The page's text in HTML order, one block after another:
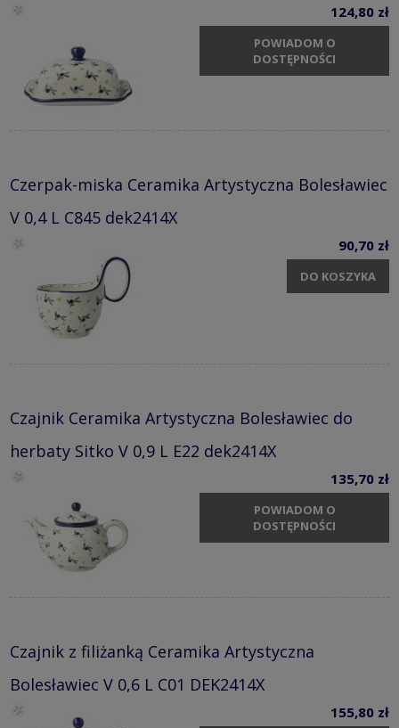
124,80 zł
POWIADOM O
DOSTĘPNOŚCI
Czerpak-miska Ceramika Artystyczna Bolesławiec
V 0,4 L C845 dek2414X
90,70 zł
DO KOSZYKA
Czajnik Ceramika Artystyczna Bolesławiec do
herbaty Sitko V 0,9 L E22 dek2414X
135,70 zł
POWIADOM O
DOSTĘPNOŚCI
Czajnik z filiżanką Ceramika Artystyczna
Bolesławiec V 0,6 L C01 DEK2414X
155,80 zł